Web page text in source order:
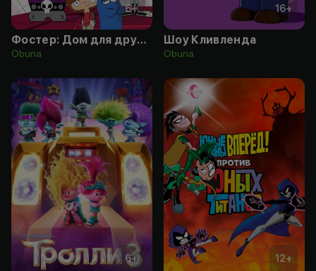
6+
Фостер: Дом для друзей из мира фантазий
Obuna
16+
Шоу Кливленда
Obuna
6+ 12+